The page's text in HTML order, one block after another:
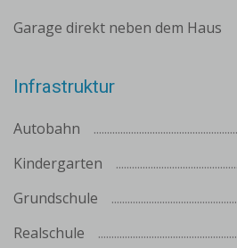
Garage direkt neben dem Haus
Infrastruktur
Autobahn
Kindergarten
Grundschule
Realschule